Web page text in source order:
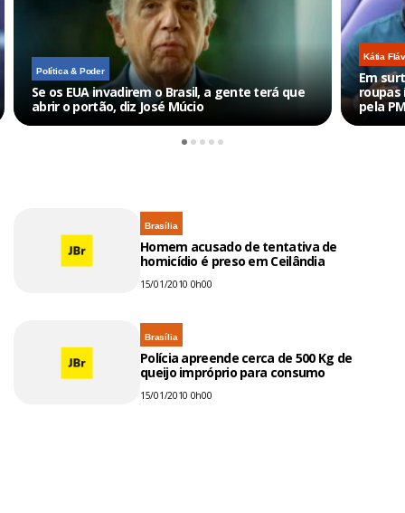
Política & Poder
Se os EUA invadirem o Brasil, a gente terá que
abrir o portão, diz José Múcio
Kátia
Em
roupas
pela
Brasília
Homem acusado de tentativa de
homicídio é preso em Ceilândia
15/01/2010 0h00
Brasília
Polícia apreende cerca de 500 Kg de
queijo impróprio para consumo
15/01/2010 0h00